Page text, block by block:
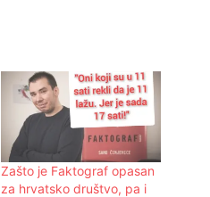
Zašto je Faktograf opasan
za hrvatsko društvo, pa i